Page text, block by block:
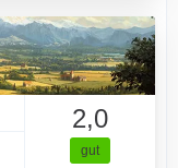
2,0
gut